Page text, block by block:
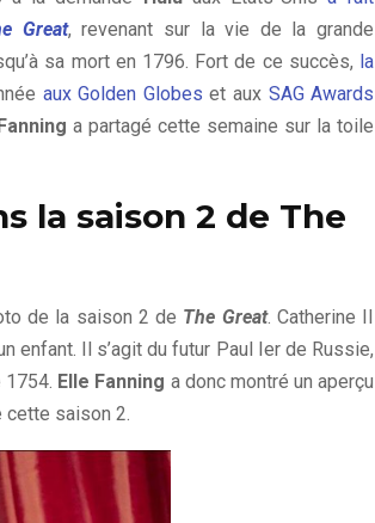
Great, revenant sur la vie de la grande
sa mort en 1796. Fort de ce succès, la
aux Golden Globes et aux SAG Awards
a partagé cette semaine sur la toile
la saison 2 de The
de la saison 2 de The Great. Catherine II
enfant. Il s’agit du futur Paul Ier de Russie,
1754. Elle Fanning a donc montré un aperçu
cette saison 2.